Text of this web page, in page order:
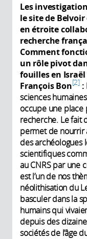
Les
le site de Belvoir
en étroite
recherche
Comment
un rôle pivot
fouilles en Israël
François Bon 2 :
sciences
occupe une place
recherche. Le fait
permet de nourrir
des archéologues
scientifiques
au CNRS par une
est l’un de nos
néolithisation du
basculer dans la
humains qui
depuis des
sociétés de l’âge